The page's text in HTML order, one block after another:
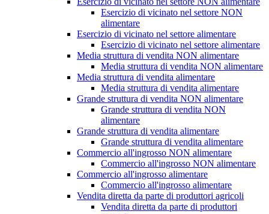
Esercizio di vicinato nel settore NON
alimentare
Esercizio di vicinato nel settore alimentare
Esercizio di vicinato nel settore alimentare
Media struttura di vendita NON alimentare
Media struttura di vendita NON alimentare
Media struttura di vendita alimentare
Media struttura di vendita alimentare
Grande struttura di vendita NON alimentare
Grande struttura di vendita NON
alimentare
Grande struttura di vendita alimentare
Grande struttura di vendita alimentare
Commercio all'ingrosso NON alimentare
Commercio all'ingrosso NON alimentare
Commercio all'ingrosso alimentare
Commercio all'ingrosso alimentare
Vendita diretta da parte di produttori agricoli
Vendita diretta da parte di produttori